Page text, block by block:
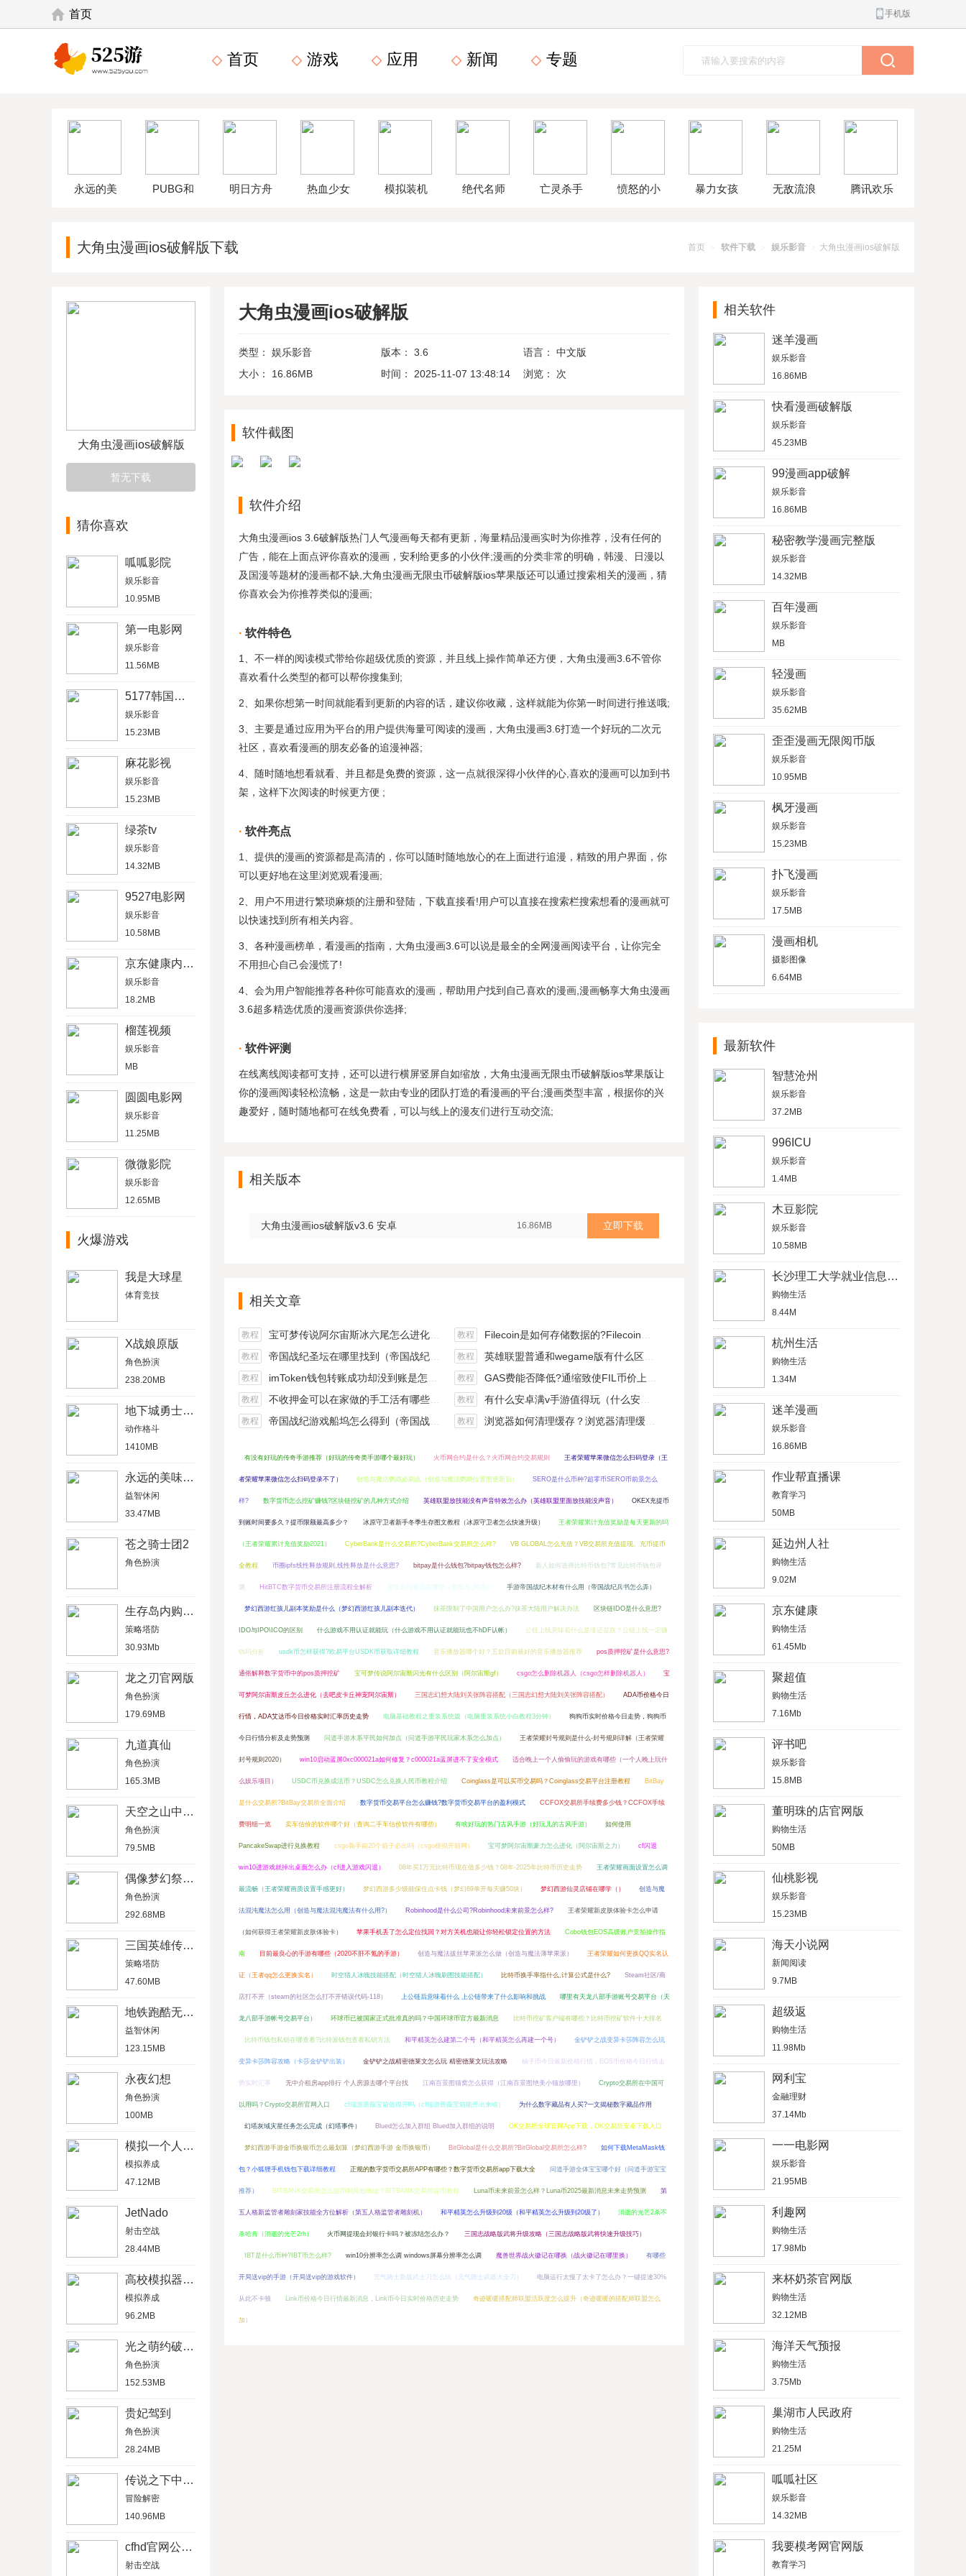
首页 手机版
首页 游戏 应用 新闻 专题
永远的美
解版
PUBG和
验服
明日方舟 热血少女 模拟装机 绝代名师 亡灵杀手 愤怒的小 暴力女孩
化版
无敌流浪 腾讯欢乐
版
首页 > 软件下载 > 娱乐影音 > 大角虫漫画ios破解版
大角虫漫画ios破解版下载
大角虫漫画ios破解版
暂无下载
猜你喜欢
呱呱影院
娱乐影音
10.95MB
第一电影网
娱乐影音
11.56MB
5177韩国漫画
娱乐影音
15.23MB
麻花影视
娱乐影音
15.23MB
绿茶tv
娱乐影音
14.32MB
9527电影网
娱乐影音
10.58MB
京东健康内测版
娱乐影音
18.2MB
榴莲视频
娱乐影音
MB
圆圆电影网
娱乐影音
11.25MB
微微影院
娱乐影音
12.65MB
火爆游戏
我是大球星
体育竞技
X战娘原版
角色扮演
238.20MB
地下城勇士官网版
动作格斗
1410MB
永远的美味星球4破解版
益智休闲
33.47MB
苍之骑士团2
角色扮演
生存岛内购破解版
策略塔防
30.93Mb
龙之刃官网版
角色扮演
179.69MB
九道真仙
角色扮演
165.3MB
天空之山中文破解版
角色扮演
79.5MB
偶像梦幻祭2官方版
角色扮演
292.68MB
三国英雄传单机版
策略塔防
47.60MB
地铁跑酷无限金币版
益智休闲
123.15MB
永夜幻想
角色扮演
100MB
模拟一个人一生
模拟养成
47.12MB
JetNado
射击空战
28.44MB
高校模拟器中文版
模拟养成
96.2MB
光之萌约破解版
角色扮演
152.53MB
贵妃驾到
角色扮演
28.24MB
传说之下中文汉化版
冒险解密
140.96MB
cfhd官网公测版
射击空战
大角虫漫画ios破解版
类型： 娱乐影音 版本： 3.6 语言：
中文版
大小：
16.86MB 时间： 2025-11-07 13:48:14 浏览： 次
软件截图
软件介绍
大角虫漫画ios 3.6破解版热门人气漫画每天都有更新，海量精品漫画实时为你推荐，没有任何的
广告，能在上面点评你喜欢的漫画，安利给更多的小伙伴;漫画的分类非常的明确，韩漫、日漫以
及国漫等题材的漫画都不缺,大角虫漫画无限虫币破解版ios苹果版还可以通过搜索相关的漫画，猜
你喜欢会为你推荐类似的漫画;
软件特色
1、不一样的阅读模式带给你超级优质的资源，并且线上操作简单还方便，大角虫漫画3.6不管你
喜欢看什么类型的都可以帮你搜集到;
2、如果你想第一时间就能看到更新的内容的话，建议你收藏，这样就能为你第一时间进行推送哦;
3、主要是通过应用为平台的用户提供海量可阅读的漫画，大角虫漫画3.6打造一个好玩的二次元
社区，喜欢看漫画的朋友必备的追漫神器;
4、随时随地想看就看、并且都是免费的资源，这一点就很深得小伙伴的心,喜欢的漫画可以加到书
架，这样下次阅读的时候更方便 ;
软件亮点
1、提供的漫画的资源都是高清的，你可以随时随地放心的在上面进行追漫，精致的用户界面，你
可以更好地在这里浏览观看漫画;
2、用户不用进行繁琐麻烦的注册和登陆，下载直接看!用户可以直接在搜索栏搜索想看的漫画就可
以快速找到所有相关内容。
3、各种漫画榜单，看漫画的指南，大角虫漫画3.6可以说是最全的全网漫画阅读平台，让你完全
不用担心自己会漫慌了!
4、会为用户智能推荐各种你可能喜欢的漫画，帮助用户找到自己喜欢的漫画,漫画畅享大角虫漫画
3.6超多精选优质的漫画资源供你选择;
软件评测
在线离线阅读都可支持，还可以进行横屏竖屏自如缩放，大角虫漫画无限虫币破解版ios苹果版让
你的漫画阅读轻松流畅，这是一款由专业的团队打造的看漫画的平台;漫画类型丰富，根据你的兴
趣爱好，随时随地都可在线免费看，可以与线上的漫友们进行互动交流;
相关版本
大角虫漫画ios破解版v3.6 安卓 16.86MB 立即下载
相关文章
教程 宝可梦传说阿尔宙斯冰六尾怎么进化（宝可梦冰六尾怎么得） 教程 Filecoin是如何存储数据的?Filecoin的价值体现和未来前景分析
教程 帝国战纪圣坛在哪里找到（帝国战纪游戏攻略） 教程 英雄联盟普通和wegame版有什么区别（英雄联盟wegame版和英雄联盟）
教程 imToken钱包转账成功却没到账是怎么回事? 教程 GAS费能否降低?通缩致使FIL币价上涨,近看1000U
教程 不收押金可以在家做的手工活有哪些？四个可以操作的小项目真是可靠 教程 有什么安卓满v手游值得玩（什么安卓手游好玩）
教程 帝国战纪游戏船坞怎么得到（帝国战纪战役攻略） 教程 浏览器如何清理缓存？浏览器清理缓存快捷键
有没有好玩的传奇手游推荐（好玩的传奇类手游哪个最好玩） 火币网合约是什么？火币网合约交易规则 王者荣耀苹果微信怎么扫码登录（王
者荣耀苹果微信怎么扫码登录不了） 创造与魔法鹦鹉必刷点（创造与魔法鹦鹉位置图更新后） SERO是什么币种?超零币SERO币前景怎么
样? 数字货币怎么挖矿赚钱?区块链挖矿的几种方式介绍 英雄联盟放技能没有声音特效怎么办（英雄联盟里面放技能没声音） OKEX充提币
到账时间要多久？提币限额最高多少？ 冰原守卫者新手冬季生存图文教程（冰原守卫者怎么快速升级） 王者荣耀累计充值奖励是每天更新的吗
（王者荣耀累计充值奖励2021） CyberBank是什么交易所?CyberBank交易所怎么样? VB GLOBAL怎么充值？VB交易所充值提现、充币提币
全教程 币圈ipfs线性释放规则,线性释放是什么意思? bitpay是什么钱包?bitpay钱包怎么样? 新人如何选择比特币钱包?常见比特币钱包评
测 HitBTC数字货币交易所注册流程全解析 冒险岛阿曼达在哪里（冒险岛 阿亮） 手游帝国战纪木材有什么用（帝国战纪兵书怎么弄）
梦幻西游红孩儿副本奖励是什么（梦幻西游红孩儿副本迭代） 抹茶限制了中国用户怎么办?抹茶大陆用户解决办法 区块链IDO是什么意思?
IDO与IPO\ICO的区别 什么游戏不用认证就能玩（什么游戏不用认证就能玩也不hDF认帐） 公链上线意味着什么是涨还是跌？公链上线一定赚
钱吗分析 usdk币怎样获得?欧易平台USDK币获取详细教程 音乐播放器哪个好？五款目前最好的音乐播放器推荐 pos质押挖矿是什么意思?
通俗解释数字货币中的pos质押挖矿 宝可梦传说阿尔宙斯闪光有什么区别（阿尔宙斯gf） csgo怎么删除机器人（csgo怎样删除机器人） 宝
可梦阿尔宙斯皮丘怎么进化（去吧皮卡丘神宠阿尔宙斯） 三国志幻想大陆刘关张阵容搭配（三国志幻想大陆刘关张阵容搭配） ADA币价格今日
行情，ADA艾达币今日价格实时汇率历史走势 电脑基础教程之重装系统篇（电脑重装系统小白教程3分钟） 狗狗币实时价格今日走势，狗狗币
今日行情分析及走势预测 问道手游木系平民如何加点（问道手游平民玩家木系怎么加点） 王者荣耀封号规则是什么-封号规则详解（王者荣耀
封号规则2020） win10启动蓝屏0xc000021a如何修复？c000021a蓝屏进不了安全模式 适合晚上一个人偷偷玩的游戏有哪些（一个人晚上玩什
么娱乐项目） USDC币兑换成法币？USDC怎么兑换人民币教程介绍 Coinglass是可以买币交易吗？Coinglass交易平台注册教程 BitBay
是什么交易所?BitBay交易所全面介绍 数字货币交易平台怎么赚钱?数字货币交易平台的盈利模式 CCFOX交易所手续费多少钱？CCFOX手续
费明细一览 卖车估价的软件哪个好（查询二手车估价软件有哪些） 有啥好玩的热门古风手游（好玩儿的古风手游） 如何使用
PancakeSwap进行兑换教程 csgo新手前20个箱子必出吗（csgo模拟开箱网） 宝可梦阿尔宙斯豪力怎么进化（阿尔宙斯之力） cf闪退
win10进游戏就掉出桌面怎么办（cf进入游戏闪退） 08年买1万元比特币现在值多少钱？08年-2025年比特币历史走势 王者荣耀画面设置怎么调
最流畅（王者荣耀画质设置手感更好） 梦幻西游多少级能保住点卡钱（梦幻69单开每天赚50块） 梦幻西游仙灵店铺在哪学（） 创造与魔
法混沌魔法怎么用（创造与魔法混沌魔法有什么用?） Robinhood是什么公司?Robinhood未来前景怎么样? 王者荣耀新皮肤体验卡怎么申请
（如何获得王者荣耀新皮肤体验卡） 苹果手机丢了怎么定位找回？对方关机也能让你轻松锁定位置的方法 Cobo钱包EOS高级账户竞拍操作指
南 目前最良心的手游有哪些（2020不肝不氪的手游） 创造与魔法拔丝苹果派怎么做（创造与魔法薄苹果派） 王者荣耀如何更换QQ实名认
证（王者qq怎么更换实名） 时空猎人冰魄技能搭配（时空猎人冰魄刷图技能搭配） 比特币换手率指什么,计算公式是什么? Steam社区/商
店打不开（steam的社区怎么打不开错误代码-118） 上公链后意味着什么 上公链带来了什么影响和挑战 哪里有天龙八部手游账号交易平台（天
龙八部手游帐号交易平台） 环球币已被国家正式批准真的吗？中国环球币官方最新消息 比特币挖矿客户端有哪些？比特币挖矿软件十大排名
比特币钱包私钥在哪查看?比特派钱包查看私钥方法 和平精英怎么建第二个号（和平精英怎么再建一个号） 金铲铲之战变异卡莎阵容怎么玩
变异卡莎阵容攻略（卡莎金铲铲出装） 金铲铲之战精密德莱文怎么玩 精密德莱文玩法攻略 柚子币今日最新价格行情，EOS币价格今日行情走
势实时汇率 无中介租房app排行 个人房源去哪个平台找 江南百景图猫窝怎么获得（江南百景图绝美小猫放哪里） Crypto交易所在中国可
以用吗？Crypto交易所官网入口 cf端游蔷薇宝箱值得开吗（cf端游蔷薇宝箱能开出来啥） 为什么数字藏品有人买?一文揭秘数字藏品作用
幻塔灰域灾星任务怎么完成（幻塔事件） Blued怎么加入群组 Blued加入群组的说明 OK交易所全球官网App下载，OK交易所安卓下载入口
梦幻西游手游金币换银币怎么最划算（梦幻西游手游 金币换银币） BitGlobal是什么交易所?BitGlobal交易所怎么样? 如何下载MetaMask钱
包？小狐狸手机钱包下载详细教程 正规的数字货币交易所APP有哪些？数字货币交易所app下载大全 问道手游全体宝宝哪个好（问道手游宝宝
推荐） BITBANK交易所怎么提币到其他地址？BITBANK交易所提币教程 Luna币未来前景怎么样？Luna币2025最新消息未来走势预测 第
五人格新监管者雕刻家技能全方位解析（第五人格监管者雕刻机） 和平精英怎么升级到20级（和平精英怎么升级到20级了） 消逝的光芒2杀不
杀哈肯（消逝的光芒2rh） 火币网提现会封银行卡吗？被冻结怎么办？ 三国志战略版武将升级攻略（三国志战略版武将快速升级技巧）
IBT是什么币种?IBT币怎么样? win10分辨率怎么调 windows屏幕分辨率怎么调 魔兽世界战火徽记在哪换（战火徽记在哪里换） 有哪些
开局送vip的手游（开局送vip的游戏软件） 元气骑士新版武士刀怎么玩（元气骑士武器大全刀） 电脑运行太慢了太卡了怎么办？一键提速30%
从此不卡顿 Link币价格今日行情最新消息，Link币今日实时价格历史走势 奇迹暖暖搭配师联盟活跃度怎么提升（奇迹暖暖的搭配师联盟怎么
加）
相关软件
迷羊漫画
娱乐影音
16.86MB
快看漫画破解版
娱乐影音
45.23MB
99漫画app破解
娱乐影音
16.86MB
秘密教学漫画完整版
娱乐影音
14.32MB
百年漫画
娱乐影音
MB
轻漫画
娱乐影音
35.62MB
歪歪漫画无限阅币版
娱乐影音
10.95MB
枫牙漫画
娱乐影音
15.23MB
扑飞漫画
娱乐影音
17.5MB
漫画相机
摄影图像
6.64MB
最新软件
智慧沧州
娱乐影音
37.2MB
996ICU
娱乐影音
1.4MB
木豆影院
娱乐影音
10.58MB
长沙理工大学就业信息网学生信息管理平台
购物生活
8.44M
杭州生活
购物生活
1.34M
迷羊漫画
娱乐影音
16.86MB
作业帮直播课
教育学习
50MB
延边州人社
购物生活
9.02M
京东健康
购物生活
61.45Mb
聚超值
购物生活
7.16Mb
评书吧
娱乐影音
15.8MB
董明珠的店官网版
购物生活
50MB
仙桃影视
娱乐影音
15.23MB
海天小说网
新闻阅读
9.7MB
超级返
购物生活
11.98Mb
网利宝
金融理财
37.14Mb
一一电影网
娱乐影音
21.95MB
利趣网
购物生活
17.98Mb
来杯奶茶官网版
购物生活
32.12MB
海洋天气预报
购物生活
3.75Mb
巢湖市人民政府
购物生活
21.25M
呱呱社区
娱乐影音
14.32MB
我要模考网官网版
教育学习